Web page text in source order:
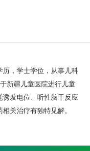
历，学士学位，从事儿科
新疆儿童医院进行儿童
发电位、听性脑干反应
关治疗有独特见解。